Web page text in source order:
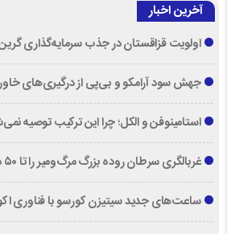
آخرین اخبار
اولویت قزاقستان در جذب سرمایه‌گذاری
جهش سود آرامکو و بی‌پی از درگیری‌های
استامینوفن و الکل؛ چرا این ترکیب توصیه
غربالگری سرطان روده بزرگ مرگ‌ومیر را تا ۵۰ درصد کاهش داد
ساعت‌های جدید سیتیزن کورسو با فناوری